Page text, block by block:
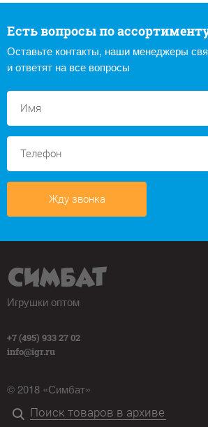
Есть вопросы по
Оставьте контакты, наши менеджеры
и ответят на все вопросы
Жду звонка
Игрушки оптом
+7 (495) 933 27 02
info@igr.ru
© 2018 «Симбат»